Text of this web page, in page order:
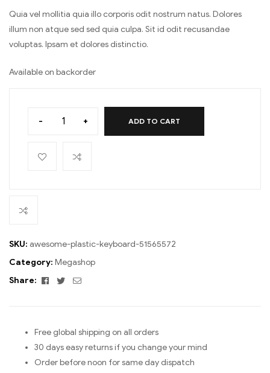
Quia vel mollitia quia illo corporis odit nostrum natus. Dolores
illum non atque sed sed quia culpa. Sit id odit recusandae
voluptas. Ipsam et dolores distinctio.
Available on backorder
- + ADD TO CART
SKU: awesome-plastic-keyboard-51565572
Category: Megashop
Share:
Facebook
TwitterEmail
Free global shipping on all orders
30 days easy returns if you change your mind
Order before noon for same day dispatch